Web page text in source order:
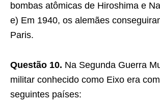
bombas atômicas de Hiroshima e
e) Em 1940, os alemães
Paris.
Questão 10. Na Segunda Guerra
militar conhecido como Eixo era
seguintes países: